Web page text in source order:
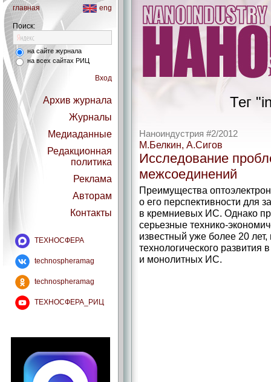
главная eng
Поиск:
на сайте журнала
на всех сайтах РИЦ
Вход
Архив журнала
Журналы
Медиаданные
Редакционная
политика
Реклама
Авторам
Контакты
ТЕХНОСФЕРА
technospheramag
technospheramag
ТЕХНОСФЕРА_РИЦ
Тег
Наноиндустрия #2/2012
М.Белкин, А.Сигов
Исследование
межсоединений
Преимущества
о его перспективности для
в кремниевых ИС. Однако
серьезные технико-
известный уже более 20
технологического
и монолитных ИС.